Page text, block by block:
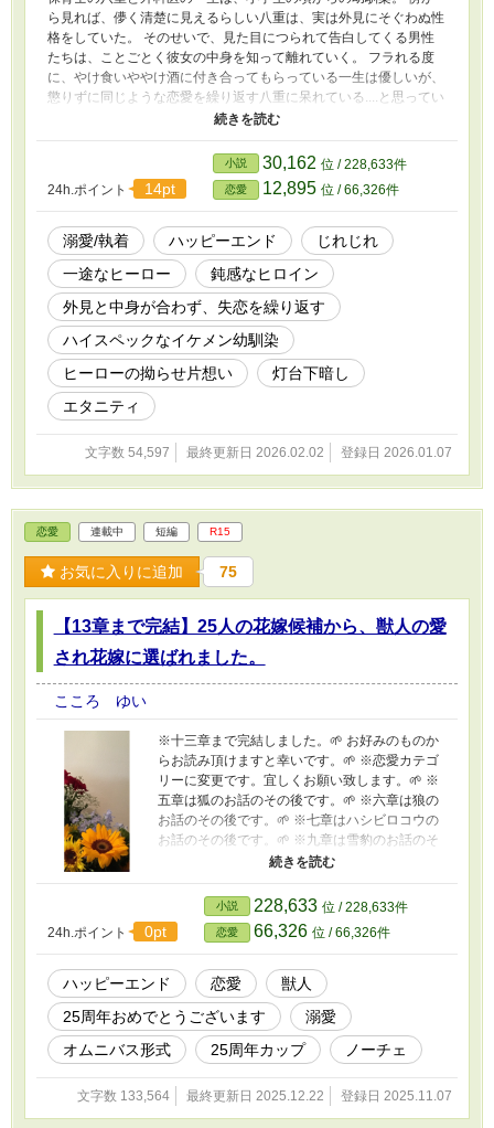
ら見れば、儚く清楚に見えるらしい八重は、実は外見にそぐわぬ性
格をしていた。 そのせいで、見た目につられて告白してくる男性
たちは、ことごとく彼女の中身を知って離れていく。 フラれる度
に、やけ食いややけ酒に付き合ってもらっている一生は優しいが、
懲りずに同じような恋愛を繰り返す八重に呆れている....と思ってい
たら？ 「....八重の可愛さは、そんなもんじゃないんです。....誰も
なり愛されていたようです？ ※じれじれ・執着・溺愛 ラブストー
リー。🌱 ※この物語は、全て作者の想像で描かれたフィクション
です。実際の場所・建物・人物とは関係ありません。🌱 ※作品の
無断転載、AI学習など一切を固くお断りいたします。（Do not
reupload / use my writing for any purposes, including for AI）
24h.ポイント 14pt
小説 30,162 位 / 228,633件
恋愛 12,895 位 / 66,326件
溺愛/執着 ハッピーエンド
じれじれ
一途なヒーロー
鈍感なヒロイン
外見と中身が合わず、失恋を繰り返す
ハイスペックなイケメン幼馴染
ヒーローの拗らせ片想い
灯台下暗し
エタニティ
文字数 54,597 最終更新日 2026.02.02 登録日 2026.01.07
恋愛 連載中 短編 R15
お気に入りに追加 75
【13章まで完結】25人の花嫁候補から、獣人の愛
され花嫁に選ばれました。
こころ ゆい
※十三章まで完結しました。🌱 お好みのものか
らお読み頂けますと幸いです。🌱 ※恋愛カテゴ
リーに変更です。宜しくお願い致します。🌱 ※
五章は狐のお話のその後です。🌱 ※六章は狼の
お話のその後です。🌱 ※七章はハシビロコウの
お話のその後です。🌱 ※九章は雪豹のお話のそ
の後です。🌱 ※十一章は白熊のお話のその後で
す。🌱 ーーそれは、100年ほど前から法で定め
られた。 国が選んだ25人の花嫁候補。 その中か
ら、正式な花嫁に選ばれるのは一人だけ。 選ば
れた者に拒否することは許されず、必ず獣人の
もとに嫁いでいくという。 目的はひとつ。獣人
たちの習性により、どんどん数を減らしている
現状を打破すること。 『人間では持ち得ない高
い能力を持つ獣人を、絶やしてはならない』
と。 抵抗する国民など居なかった。 現実味のな
い獣人の花嫁など、夢の話。 興味のない者、本
気にしない者、他人事だと捉える者。そんな国
民たちによって、法は難なく可決された。 国は
候補者選びの基準を、一切明かしていない。 も
24h.ポイント 0pt
小説 228,633 位 / 228,633件
恋愛 66,326 位 / 66,326件
ハッピーエンド 恋愛
獣人
25周年おめでとうございます
溺愛
オムニバス形式
25周年カップ ノーチェ
文字数 133,564 最終更新日 2025.12.22 登録日 2025.11.07